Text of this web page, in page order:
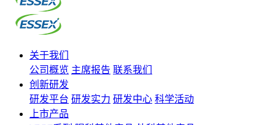
关于我们
公司概览 主席报告 联系我们
创新研发
研发平台 研发实力 研发中心 科学活动
上市产品